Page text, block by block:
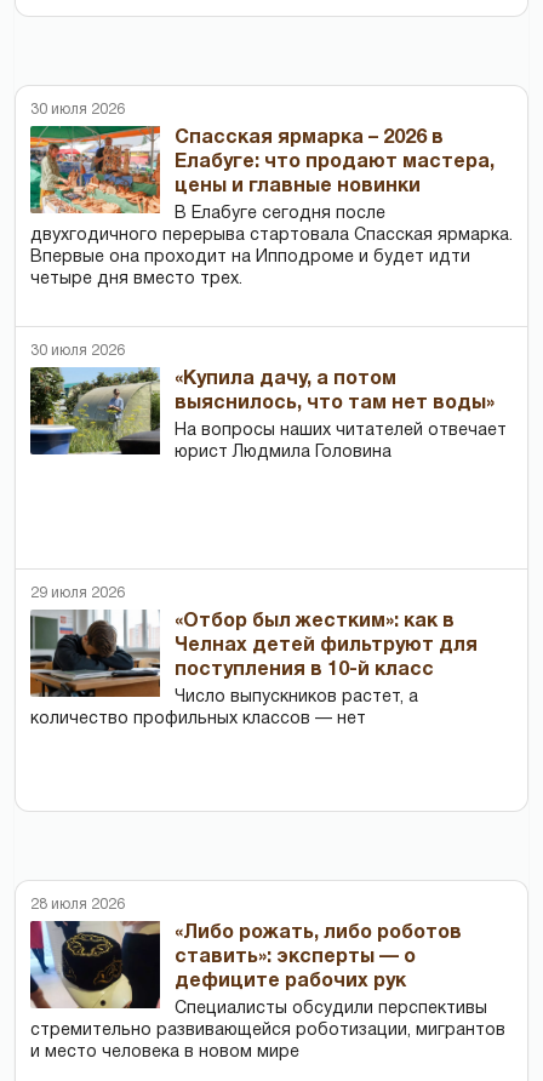
30 июля 2026
Спасская ярмарка – 2026 в
Елабуге: что продают мастера,
цены и главные новинки
В Елабуге сегодня после
двухгодичного перерыва стартовала Спасская ярмарка.
Впервые она проходит на Ипподроме и будет идти
четыре дня вместо трех.
30 июля 2026
«Купила дачу, а потом
выяснилось, что там нет воды»
На вопросы наших читателей отвечает
юрист Людмила Головина
29 июля 2026
«Отбор был жестким»: как в
Челнах детей фильтруют для
поступления в 10-й класс
Число выпускников растет, а
количество профильных классов — нет
28 июля 2026
«Либо рожать, либо роботов
ставить»: эксперты — о
дефиците рабочих рук
Специалисты обсудили перспективы
стремительно развивающейся роботизации, мигрантов
и место человека в новом мире